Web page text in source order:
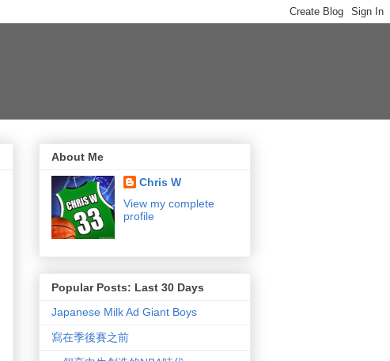
About Me
Chris W
View my complete
profile
Popular Posts: Last 30 Days
Japanese Milk Ad Giant Boys
寫在季後賽之前